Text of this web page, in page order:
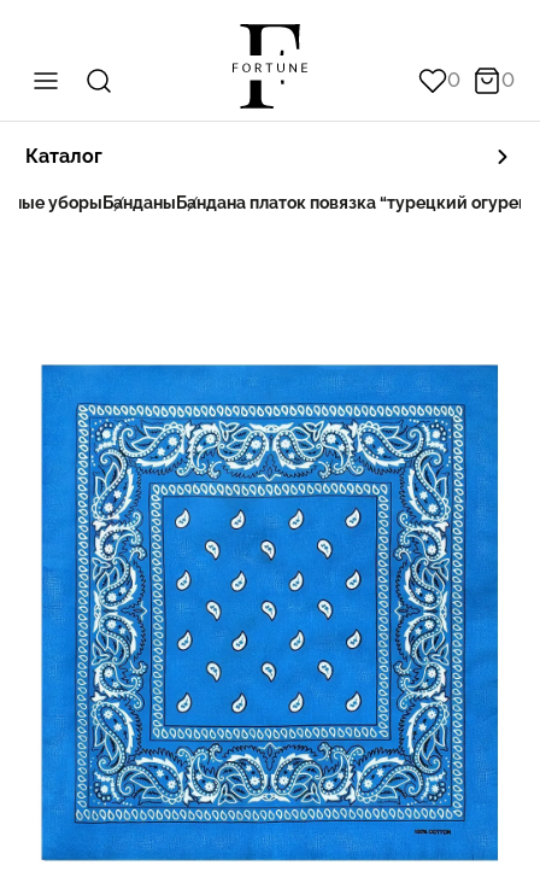
0 0
Каталог
уборы Банданы Бандана платок повязка “турецкий